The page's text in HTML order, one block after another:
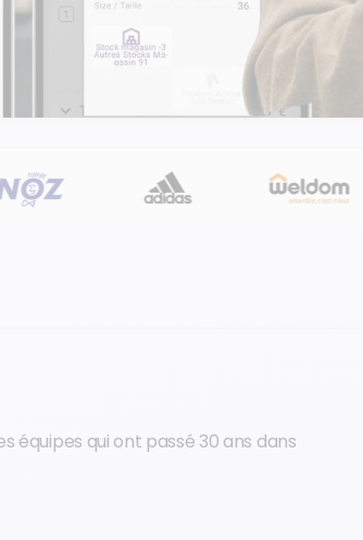
équipes qui ont passé 30 ans dans